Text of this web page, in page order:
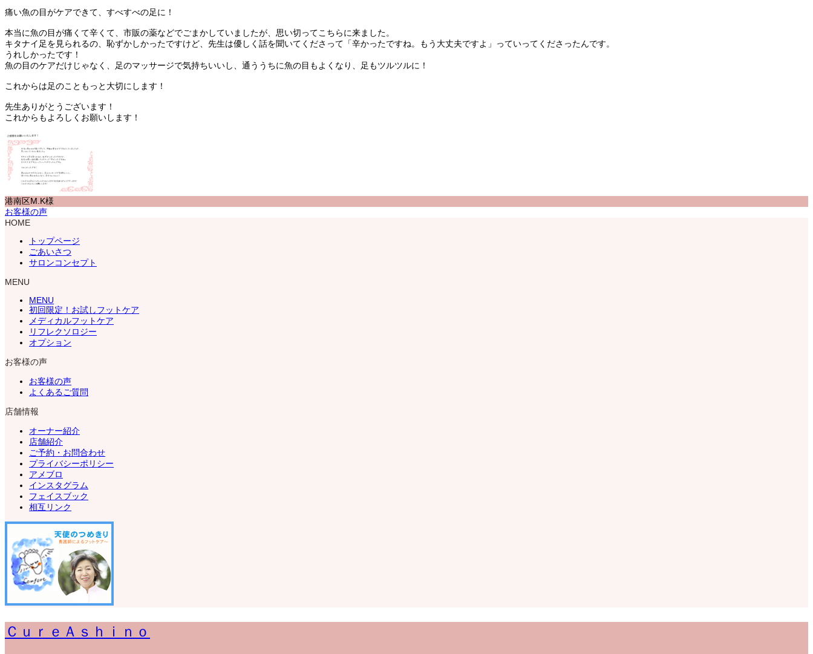
痛い魚の目がケアできて、すべすべの足に！
本当に魚の目が痛くて辛くて、市販の薬などでごまかしていましたが、思い切ってこちらに来ました。
キタナイ足を見られるの、恥ずかしかったですけど、先生は優しく話を聞いてくださって「辛かったですね。もう大丈夫ですよ」っていってくださったんです。
うれしかったです！
魚の目のケアだけじゃなく、足のマッサージで気持ちいいし、通ううちに魚の目もよくなり、足もツルツルに！
これからは足のこともっと大切にします！
先生ありがとうございます！
これからもよろしくお願いします！
港南区M.K様
お客様の声
HOME
トップページ
ごあいさつ
サロンコンセプト
MENU
MENU
初回限定！お試しフットケア
メディカルフットケア
リフレクソロジー
オプション
お客様の声
お客様の声
よくあるご質問
店舗情報
オーナー紹介
店舗紹介
ご予約・お問合わせ
プライバシーポリシー
アメブロ
インスタグラム
フェイスブック
相互リンク
ＣｕｒｅＡｓｈｉｎｏ